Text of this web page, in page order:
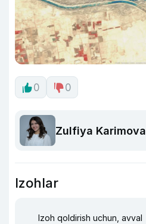
0 0
Zulfiya Karimova
Izohlar
Izoh qoldirish uchun, avval